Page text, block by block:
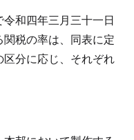
和四年三月三十一日
税の率は、同表に定
分に応じ、それぞれ